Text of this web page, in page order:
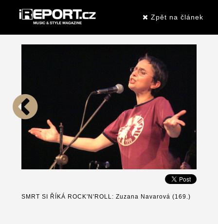
Zpět na článek
SMRT SI ŘÍKÁ ROCK'N'ROLL: Zuzana Navarová (169.)